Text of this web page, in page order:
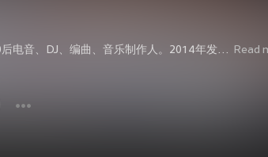
苏太爷（潇海），四川广安人，90后电音、DJ、编曲、音乐制作人。2014年发行专辑《谁的回忆》《星空》《想你的夜》。 经纪公司：广州市千锐文化传媒科技有限公司 Read